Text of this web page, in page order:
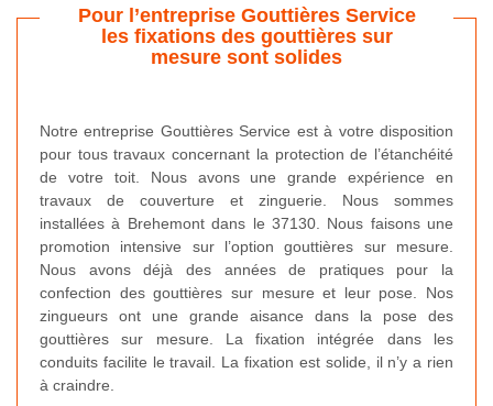
Pour l’entreprise Gouttières Service
les fixations des gouttières sur
mesure sont solides
Notre entreprise Gouttières Service est à votre disposition
pour tous travaux concernant la protection de l’étanchéité
de votre toit. Nous avons une grande expérience en
travaux de couverture et zinguerie. Nous sommes
installées à Brehemont dans le 37130. Nous faisons une
promotion intensive sur l’option gouttières sur mesure.
Nous avons déjà des années de pratiques pour la
confection des gouttières sur mesure et leur pose. Nos
zingueurs ont une grande aisance dans la pose des
gouttières sur mesure. La fixation intégrée dans les
conduits facilite le travail. La fixation est solide, il n’y a rien
à craindre.